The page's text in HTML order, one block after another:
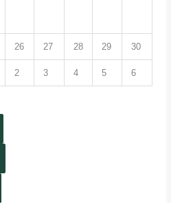
2626.
August
2727.
August
2828.
August
2929.
August
3030.
August
22.
September
33.
September
44.
September
55.
September
66.